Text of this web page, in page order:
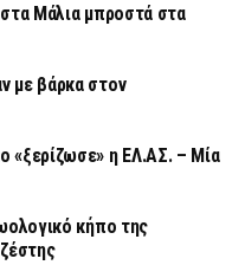
στα Μάλια μπροστά στα
με βάρκα στον
«ξερίζωσε» η ΕΛ.ΑΣ. – Μία
κήπο της